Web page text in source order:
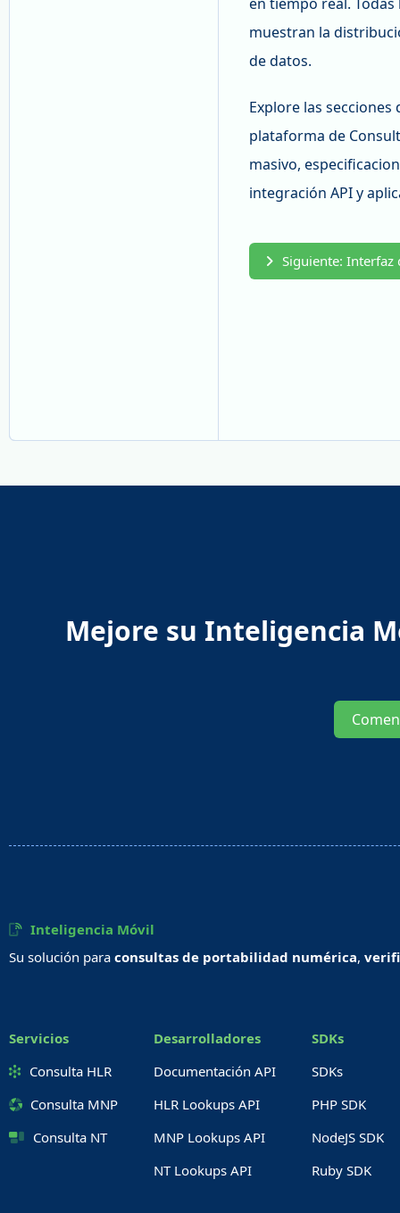
muestran la
de datos.
Explore las
plataforma de
masivo,
integración API y
Siguiente: Interfaz
Mejore su Inteligencia
Inteligencia Móvil
Su solución para consultas de portabilidad numérica,
Servicios
Consulta HLR
Consulta MNP
Consulta NT
Desarrolladores
Documentación API
HLR Lookups API
MNP Lookups API
NT Lookups API
SDKs
SDKs
PHP SDK
NodeJS SDK
Ruby SDK